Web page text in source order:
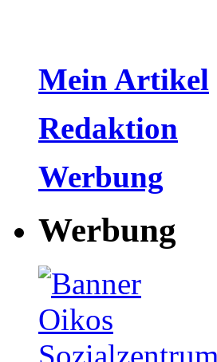
Mein Artikel
Redaktion
Werbung
Werbung